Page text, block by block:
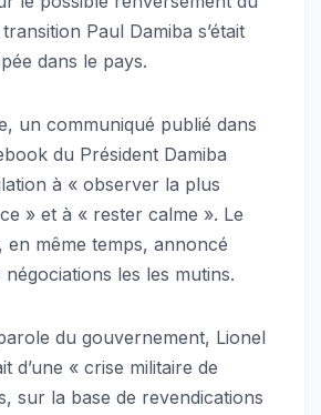
Paul Damiba s’était
dans le pays.
un communiqué publié dans
du Président Damiba
à « observer la plus
» et à « rester calme ». Le
en même temps, annoncé
négociations les les mutins.
du gouvernement, Lionel
d’une « crise militaire de
sur la base de revendications